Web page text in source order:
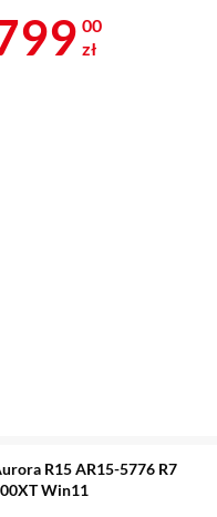
16 799
00
zł
R15 AR15-5776 R7
Win11